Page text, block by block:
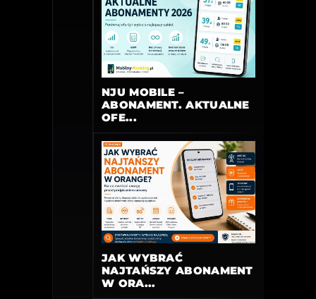
NJU MOBILE –
ABONAMENT. AKTUALNE
OFE...
JAK WYBRAĆ
NAJTAŃSZY ABONAMENT
W ORA...